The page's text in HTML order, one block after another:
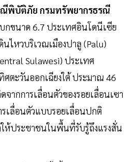
พิบัติภัย กรมทรัพยากรธรณี
ขนาด 6.7 ประเทศอินโดนีเซีย
ไหวบริเวณเมืองปาลู (Palu)
Sulawesi) ประเทศ
ตะวันออกเฉียงใต้ ประมาณ 46
จากการเลื่อนตัวของรอยเลื่อนเซา
เลื่อนตัวแบบรอยเลื่อนปกติ
ห้ประชาชนในพื้นที่รับรู้ถึงแรงสั่น